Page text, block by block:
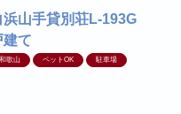
浜山手貸別荘L-193G
建て
和歌山 ペットOK 駐車場